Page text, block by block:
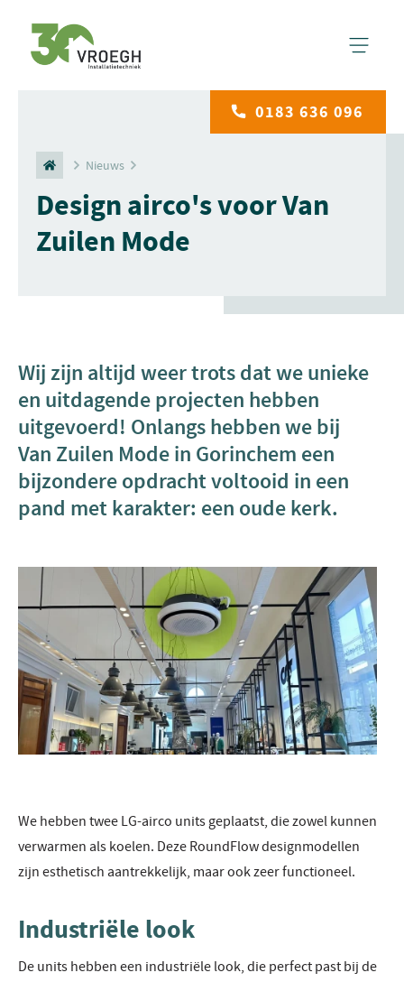
0183 636 096
Nieuws
Design airco's voor Van
Zuilen Mode
Wij zijn altijd weer trots dat we unieke
en uitdagende projecten hebben
uitgevoerd! Onlangs hebben we bij
Van Zuilen Mode in Gorinchem een
bijzondere opdracht voltooid in een
pand met karakter: een oude kerk.
We hebben twee LG-airco units geplaatst, die zowel kunnen
verwarmen als koelen. Deze RoundFlow designmodellen
zijn esthetisch aantrekkelijk, maar ook zeer functioneel.
Industriële look
De units hebben een industriële look, die perfect past bij de